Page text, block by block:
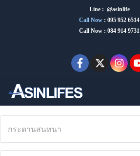
Line : @asinlife
Call Now : 095 952 6514
Call Now : 084 914 9731
กระดานสนทนา